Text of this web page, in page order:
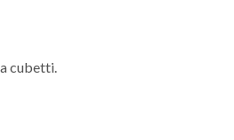
cubetti.